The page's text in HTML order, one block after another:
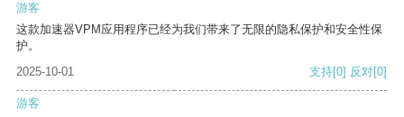
游客
这款加速器VPM应用程序已经为我们带来了无限的隐私保护和安全性保
护。
2025-10-01
支持[0] 反对[0]
游客